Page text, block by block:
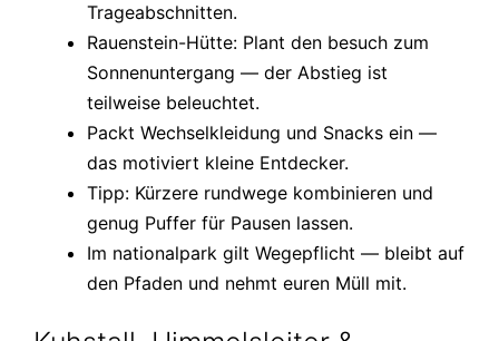
Trageabschnitten.
Rauenstein-Hütte: Plant den besuch zum
Sonnenuntergang — der Abstieg ist
teilweise beleuchtet.
Packt Wechselkleidung und Snacks ein —
das motiviert kleine Entdecker.
Tipp: Kürzere rundwege kombinieren und
genug Puffer für Pausen lassen.
Im nationalpark gilt Wegepflicht — bleibt auf
den Pfaden und nehmt euren Müll mit.